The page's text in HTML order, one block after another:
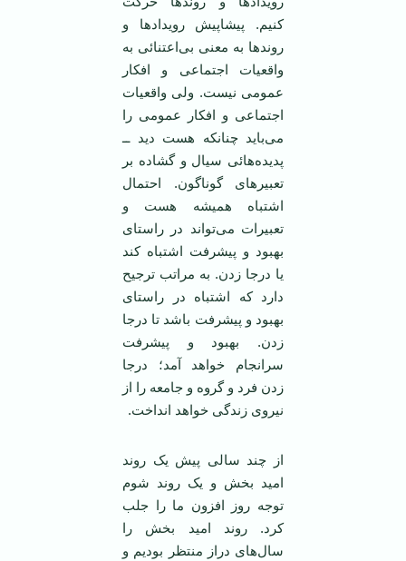
کنیم. پیشاپیش رویدادها و
روندها به معنی بی‌اعتنائی به
واقعیات اجتماعی و افکار
عمومی ‌نیست. ولی واقعیات
اجتماعی و افکار عمومی ‌را
می‌باید چنانکه هست دید ــ
پدیده‌هائی سیال و گشاده بر
تعبیرهای گوناگون. احتمال
اشتباه همیشه هست و
تعبیرات می‌تواند در راستای
بهبود و پیشرفت اشتباه کند
یا درجا زدن. به مراتب ترجیح
دارد که اشتباه در راستای
بهبود و پیشرفت باشد تا درجا
زدن. بهبود و پیشرفت
سرانجام خواهد آمد؛ درجا
زدن فرد و گروه و جامعه را از
نیروی زندگی خواهد انداخت.
از چند سالی پیش یک روند
امید بخش و یک روند شوم
توجه روز افزون ما را جلب
کرد. روند امید بخش را
سال‌های دراز منتظر بودیم و